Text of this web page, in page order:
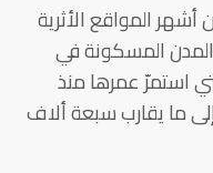
أشهر المواقع الأثرية
المسكونة في
استمرّ عمرها منذ
إلى ما يقارب سبعة ألاف